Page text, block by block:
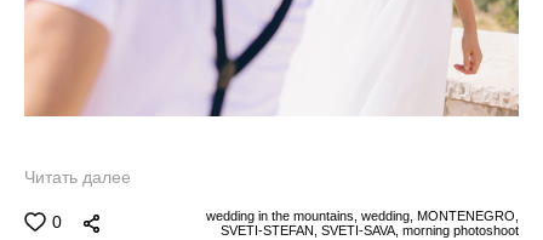
Читать далее
0 wedding in the mountains, wedding, MONTENEGRO,
SVETI-STEFAN,
SVETI-SAVA, morning photoshoot